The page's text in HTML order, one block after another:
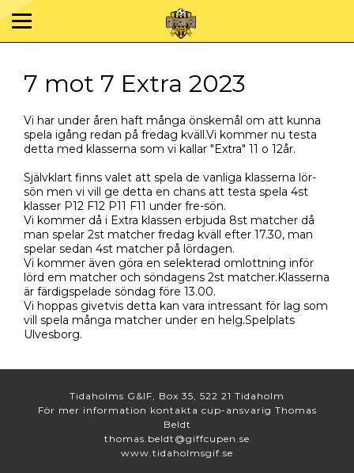
7 mot 7 Extra 2023
Vi har under åren haft många önskemål om att kunna
spela igång redan på fredag kväll.Vi kommer nu testa
detta med klasserna som vi kallar "Extra" 11 o 12år.
Självklart finns valet att spela de vanliga klasserna lör-
sön men vi vill ge detta en chans att testa spela 4st
klasser P12 F12 P11 F11 under fre-sön.
Vi kommer då i Extra klassen erbjuda 8st matcher då
man spelar 2st matcher fredag kväll efter 17.30, man
spelar sedan 4st matcher på lördagen.
Vi kommer även göra en selekterad omlottning inför
lörd em matcher och söndagens 2st matcher.Klasserna
är färdigspelade söndag före 13.00.
Vi hoppas givetvis detta kan vara intressant för lag som
vill spela många matcher under en helg.Spelplats
Ulvesborg.
Tidaholms G&IF, Box 35, 522 21 Tidaholm
För mer information kontakta cup-ansvarig Thomas
Beldt
thomas.beldt@giffcupen.se
www.tidaholmsgif.se